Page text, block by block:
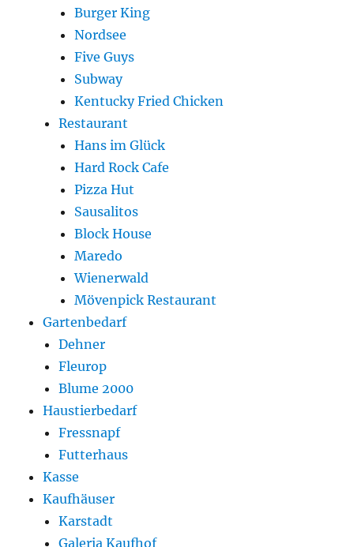
Burger King
Nordsee
Five Guys
Subway
Kentucky Fried Chicken
Restaurant
Hans im Glück
Hard Rock Cafe
Pizza Hut
Sausalitos
Block House
Maredo
Wienerwald
Mövenpick Restaurant
Gartenbedarf
Dehner
Fleurop
Blume 2000
Haustierbedarf
Fressnapf
Futterhaus
Kasse
Kaufhäuser
Karstadt
Galeria Kaufhof